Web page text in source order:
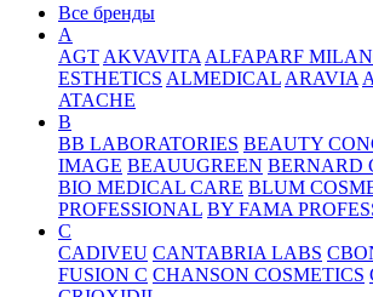
Все бренды
A
AGT AKVAVITA ALFAPARF
ESTHETICS ALMEDICAL ARAVIA
ATACHE
B
BB LABORATORIES BEAUTY
IMAGE BEAUUGREEN BERNARD
BIO MEDICAL CARE BLUM
PROFESSIONAL BY FAMA
C
CADIVEU CANTABRIA LABS
FUSION C CHANSON COSMETICS